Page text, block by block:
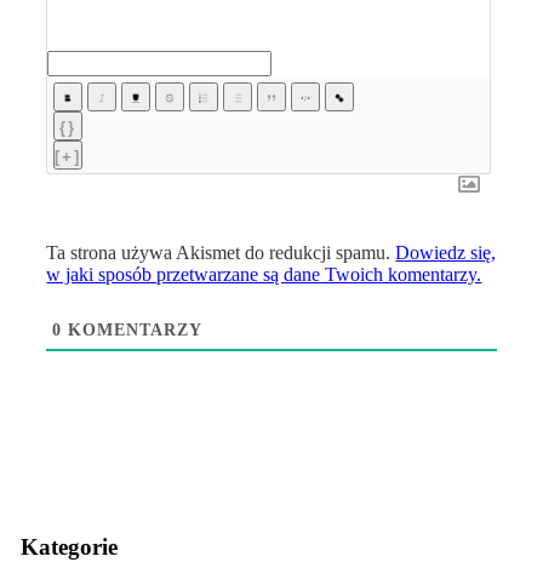
{}
[+]
Ta strona używa Akismet do redukcji spamu.Dowiedz się,
w jaki sposób przetwarzane są dane Twoich komentarzy.
0 KOMENTARZY
Kategorie